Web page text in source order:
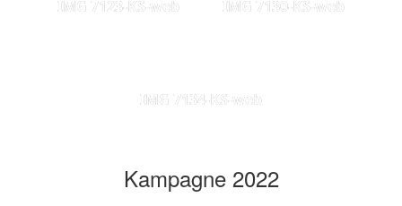
IMG 7123-KS-web IMG 7130-KS-web
IMG 7134-KS-web
Kampagne 2022